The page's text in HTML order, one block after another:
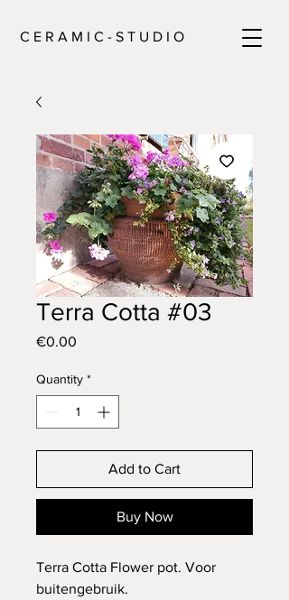
C E R A M I C - S T U D I O
Terra Cotta #03
€0.00
Quantity *
Add to Cart
Buy Now
Terra Cotta Flower pot. Voor
buitengebruik.